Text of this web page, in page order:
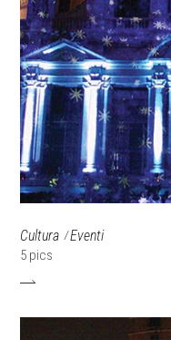
Cultura Eventi
5 pics